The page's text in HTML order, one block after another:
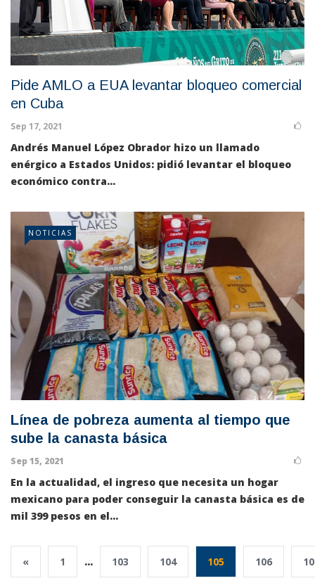
Pide AMLO a EUA levantar bloqueo comercial
en Cuba
Sep 17, 2021
Andrés Manuel López Obrador hizo un llamado
enérgico a Estados Unidos: pidió levantar el bloqueo
económico contra...
NOTICIAS
Línea de pobreza aumenta al tiempo que
sube la canasta básica
Sep 15, 2021
En la actualidad, el ingreso que necesita un hogar
mexicano para poder conseguir la canasta básica es de
mil 399 pesos en el...
« 1 ... 103 104 105 106